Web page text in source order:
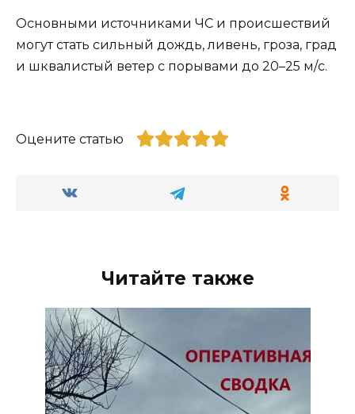
Основными источниками ЧС и происшествий
могут стать сильный дождь, ливень, гроза, град
и шквалистый ветер с порывами до 20–25 м/с.
Оцените статью
Читайте также